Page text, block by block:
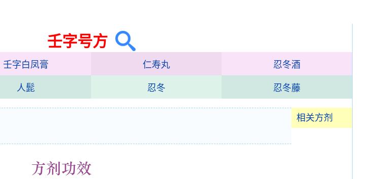
壬字号方
壬字白凤膏 仁寿丸 忍冬酒
人髭 忍冬 忍冬藤
相关方剂